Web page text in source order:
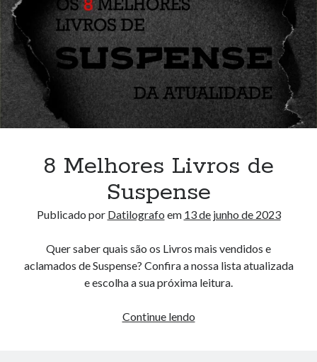
livros
de
Agatha
Christie
8 Melhores Livros de
Suspense
Publicado por Datilografo em 13 de junho de 2023
Quer saber quais são os Livros mais vendidos e
aclamados de Suspense? Confira a nossa lista atualizada
e escolha a sua próxima leitura.
Continue lendo8